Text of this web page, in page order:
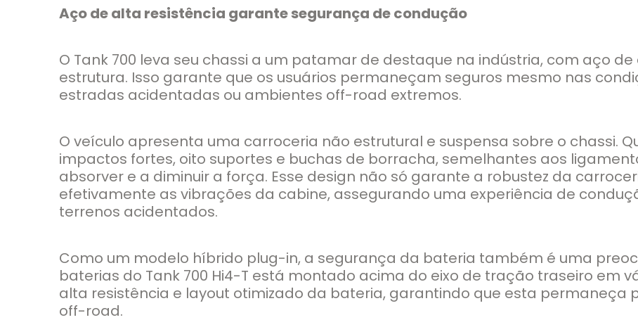
Aço de alta resistência garante segurança de condução
O Tank 700 leva seu chassi a um patamar de destaque na indústria, com aço
estrutura. Isso garante que os usuários permaneçam seguros mesmo nas
estradas acidentadas ou ambientes off-road extremos.
O veículo apresenta uma carroceria não estrutural e suspensa sobre o chassi.
impactos fortes, oito suportes e buchas de borracha, semelhantes aos
absorver e a diminuir a força. Esse design não só garante a robustez da
efetivamente as vibrações da cabine, assegurando uma experiência de
terrenos acidentados.
Como um modelo híbrido plug-in, a segurança da bateria também é uma
baterias do Tank 700 Hi4-T está montado acima do eixo de tração traseiro em
alta resistência e layout otimizado da bateria, garantindo que esta permaneça
off-road.